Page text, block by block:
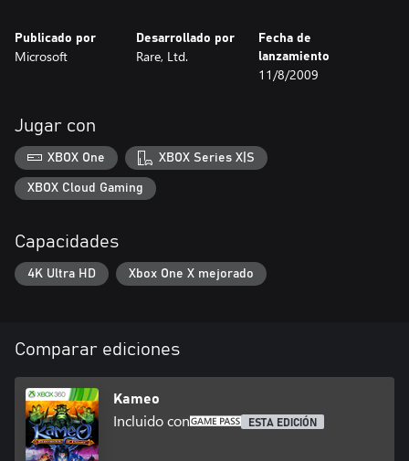
Publicado por
Microsoft
Desarrollado por
Rare, Ltd.
Fecha de
lanzamiento
11/8/2009
Jugar con
XBOX One XBOX Series X|S
XBOX Cloud Gaming
Capacidades
4K Ultra HD Xbox One X mejorado
Comparar ediciones
Kameo
Incluido con ESTA EDICIÓN